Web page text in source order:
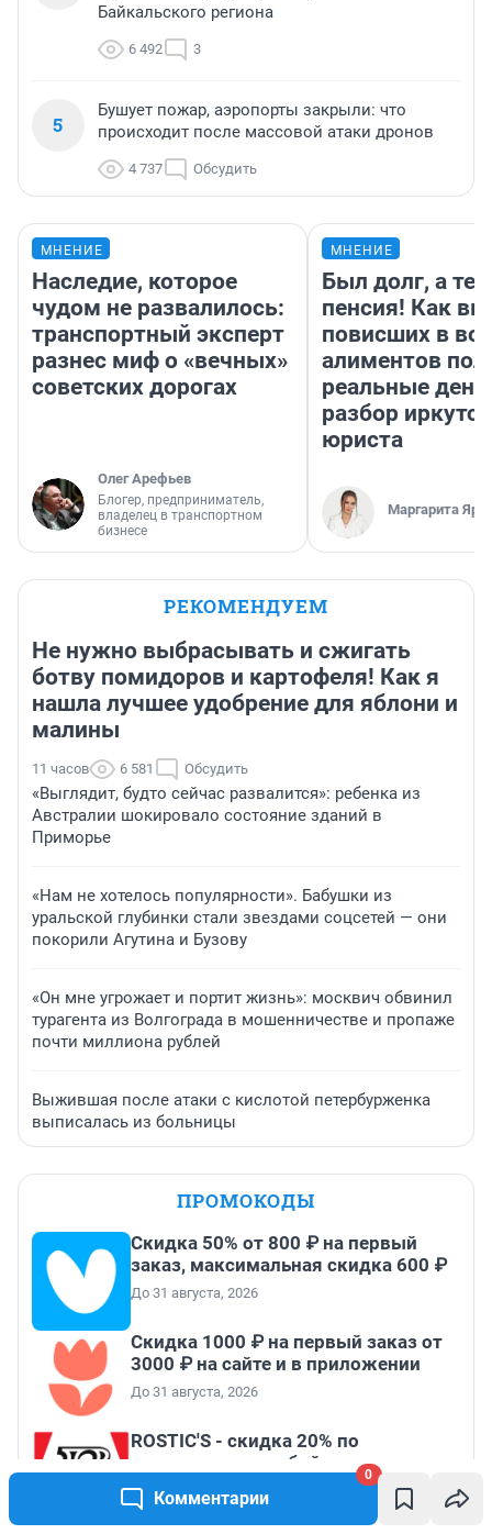
Комментарии
0
Байкальского региона
6 492 3
5
Бушует пожар, аэропорты закрыли: что
происходит после массовой атаки дронов
4 737 Обсудить
МНЕНИЕ
Наследие, которое
чудом не развалилось:
транспортный эксперт
разнес миф о «вечных»
советских дорогах
Олег Арефьев
Блогер, предприниматель,
владелец в транспортном
бизнесе
МНЕНИЕ
Был долг, а
пенсия! Как
повисших в
алиментов
реальные
разбор
юриста
Маргарита
РЕКОМЕНДУЕМ
Не нужно выбрасывать и сжигать
ботву помидоров и картофеля! Как я
нашла лучшее удобрение для яблони и
малины
11 часов 6 581 Обсудить
«Выглядит, будто сейчас развалится»: ребенка из
Австралии шокировало состояние зданий в
Приморье
«Нам не хотелось популярности». Бабушки из
уральской глубинки стали звездами соцсетей — они
покорили Агутина и Бузову
«Он мне угрожает и портит жизнь»: москвич обвинил
турагента из Волгограда в мошенничестве и пропаже
почти миллиона рублей
Выжившая после атаки с кислотой петербурженка
выписалась из больницы
ПРОМОКОДЫ
Скидка 50% от 800 ₽ на первый
заказ, максимальная скидка 600 ₽
До 31 августа, 2026
Скидка 1000 ₽ на первый заказ от
3000 ₽ на сайте и в приложении
До 31 августа, 2026
ROSTIC'S - скидка 20% по
промокоду на любой заказ от
3199₽!
До 31 августа, 2026